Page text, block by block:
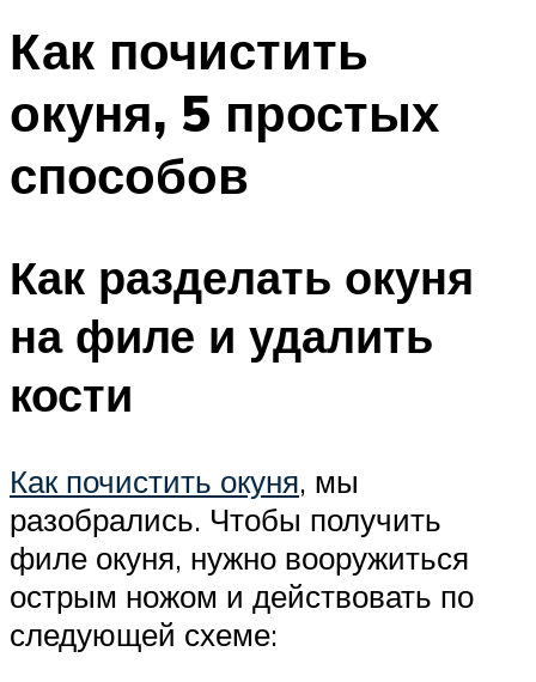
Как почистить
окуня, 5 простых
способов
Как разделать окуня
на филе и удалить
кости
Как почистить окуня, мы
разобрались. Чтобы получить
филе окуня, нужно вооружиться
острым ножом и действовать по
следующей схеме: